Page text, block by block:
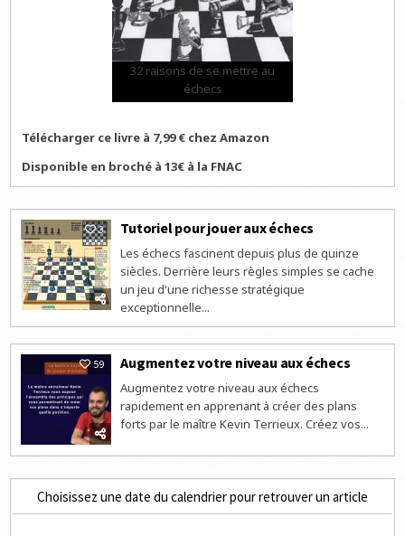
32 raisons de se mettre au
échecs
Télécharger ce livre à 7,99 € chez Amazon
Disponible en broché à 13€ à la FNAC
3 Tutoriel pour jouer aux échecs
Les échecs fascinent depuis plus de quinze
siècles. Derrière leurs règles simples se cache
un jeu d'une richesse stratégique
exceptionnelle...
59 Augmentez votre niveau aux échecs
Augmentez votre niveau aux échecs
rapidement en apprenant à créer des plans
forts par le maître Kevin Terrieux. Créez vos...
Choisissez une date du calendrier pour retrouver un article